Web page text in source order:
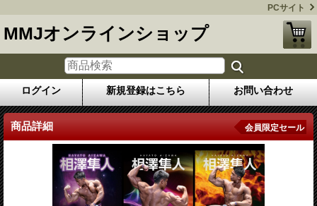
PCサイト
MMJオンラインショップ
ログイン 新規登録はこちら お問い合わせ
商品詳細 会員限定セール